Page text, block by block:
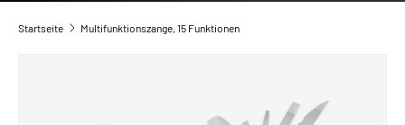
Startseite Multifunktionszange, 15 Funktionen